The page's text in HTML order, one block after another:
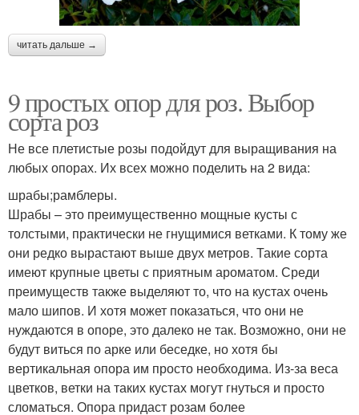
читать дальше →
9 простых опор для роз. Выбор
сорта роз
Не все плетистые розы подойдут для выращивания на
любых опорах. Их всех можно поделить на 2 вида:
шрабы;рамблеры.
Шрабы – это преимущественно мощные кусты с
толстыми, практически не гнущимися ветками. К тому же
они редко вырастают выше двух метров. Такие сорта
имеют крупные цветы с приятным ароматом. Среди
преимуществ также выделяют то, что на кустах очень
мало шипов. И хотя может показаться, что они не
нуждаются в опоре, это далеко не так. Возможно, они не
будут виться по арке или беседке, но хотя бы
вертикальная опора им просто необходима. Из-за веса
цветков, ветки на таких кустах могут гнуться и просто
сломаться. Опора придаст розам более